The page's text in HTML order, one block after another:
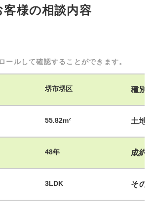
客様の相談内容
ールして確認することができます。
堺市堺区 種別
55.82m² 土地
48年 成約
3LDK その